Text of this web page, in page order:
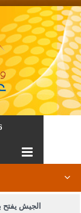
الجيش يفتح